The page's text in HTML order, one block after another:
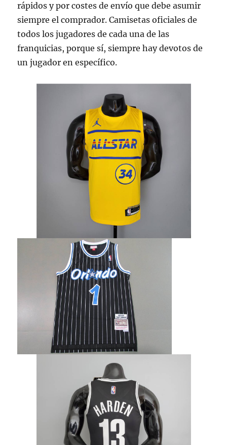
rápidos y por costes de envío que debe asumir
siempre el comprador. Camisetas oficiales de
todos los jugadores de cada una de las
franquicias, porque sí, siempre hay devotos de
un jugador en específico.